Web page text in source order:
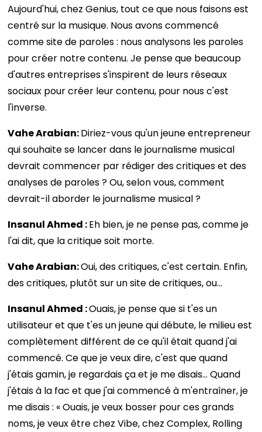
Aujourd'hui, chez Genius, tout ce que nous faisons est
centré sur la musique. Nous avons commencé
comme site de paroles : nous analysons les paroles
pour créer notre contenu. Je pense que beaucoup
d'autres entreprises s'inspirent de leurs réseaux
sociaux pour créer leur contenu, pour nous c'est
l'inverse.
Vahe Arabian:Diriez-vous qu'un jeune entrepreneur
qui souhaite se lancer dans le journalisme musical
devrait commencer par rédiger des critiques et des
analyses de paroles ? Ou, selon vous, comment
devrait-il aborder le journalisme musical ?
Insanul Ahmed :Eh bien, je ne pense pas, comme je
l'ai dit, que la critique soit morte.
Vahe Arabian:Oui, des critiques, c'est certain. Enfin,
des critiques, plutôt sur un site de critiques, ou…
Insanul Ahmed :Ouais, je pense que si t'es un
utilisateur et que t'es un jeune qui débute, le milieu est
complètement différent de ce qu'il était quand j'ai
commencé. Ce que je veux dire, c'est que quand
j'étais gamin, je regardais ça et je me disais… Quand
j'étais à la fac et que j'ai commencé à m'entraîner, je
me disais : « Ouais, je veux bosser pour ces grands
noms, je veux être chez Vibe, chez Complex, Rolling